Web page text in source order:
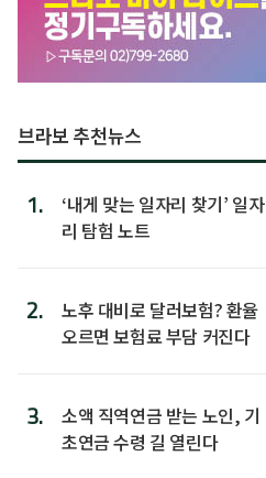
브라보 추천뉴스
1.
‘내게 맞는 일자리 찾기’ 일자
리 탐험 노트
2.
노후 대비로 달러보험? 환율
오르면 보험료 부담 커진다
3.
소액 직역연금 받는 노인, 기
초연금 수령 길 열린다